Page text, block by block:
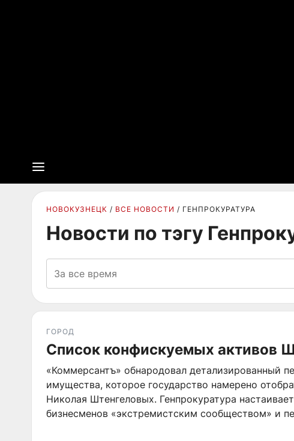
НОВОКУЗНЕЦК ВСЕ НОВОСТИ ГЕНПРОКУРАТУРА
Новости по тэгу
ГОРОД
Список конфискуемых активов
«Коммерсантъ» обнародовал детализированный
имущества, которое государство намерено
Николая Штенгеловых. Генпрокуратура
бизнесменов «экстремистским сообществом» и